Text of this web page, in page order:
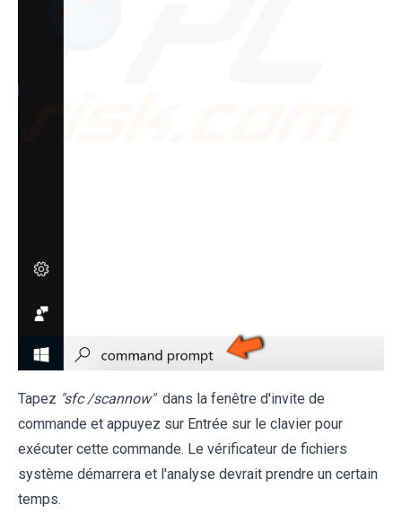
Tapez "sfc /scannow" dans la fenêtre d'invite de
commande et appuyez sur Entrée sur le clavier pour
exécuter cette commande. Le vérificateur de fichiers
système démarrera et l'analyse devrait prendre un certain
temps.